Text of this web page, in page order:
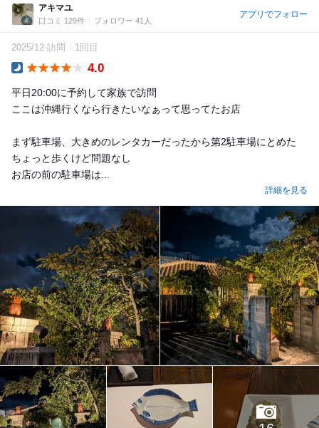
アキマユ
口コミ 129件 フォロワー 41人
アプリでフォロー
2025/12 訪問 1回目
4.0
平日20:00に予約して家族で訪問
ここは沖縄行くなら行きたいなぁって思ってたお店
まず駐車場、大きめのレンタカーだったから第2駐車場にとめた
ちょっと歩くけど問題なし
お店の前の駐車場は...
詳細を見る